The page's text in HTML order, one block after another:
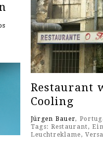
Restaurant
Cooling
Jürgen Bauer,
Tags: Restaurant,
Leuchtreklame,